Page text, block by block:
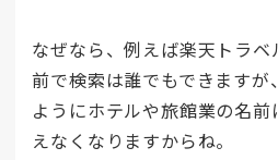
なぜなら、例えば楽天トラ
前で検索は誰でもできますが
ようにホテルや旅館業の名
えなくなりますからね。